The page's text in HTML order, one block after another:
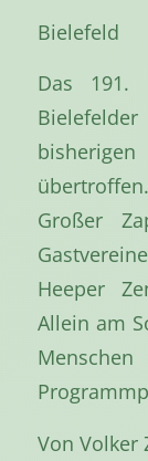
Bielefeld
Das 191.
Großer
Heeper
Allein am
Von Volker